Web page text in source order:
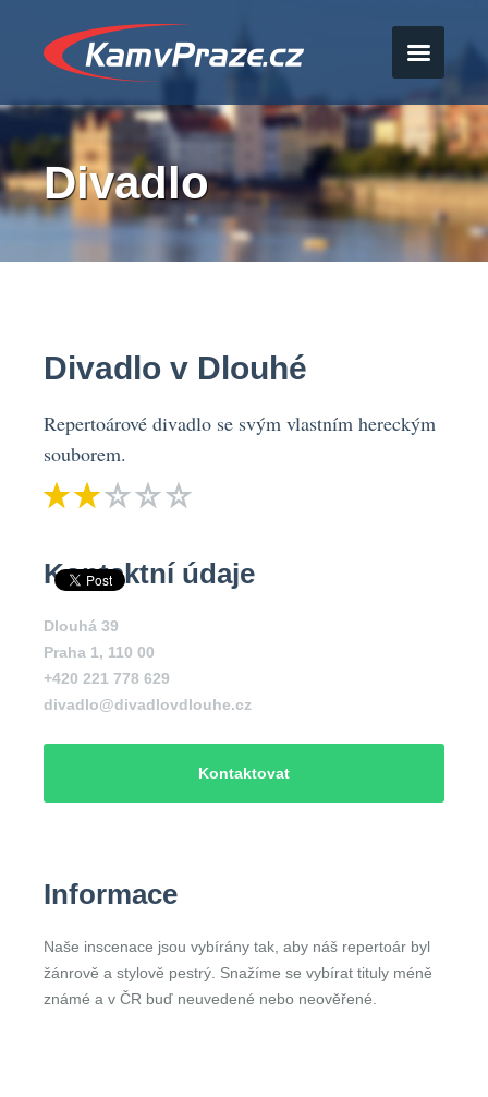
Divadlo
Divadlo v Dlouhé
Repertoárové divadlo se svým vlastním hereckým
souborem.
Kontaktní údaje
Dlouhá 39
Praha 1, 110 00
+420 221 778 629
divadlo@divadlovdlouhe.cz
Kontaktovat
Informace
Naše inscenace jsou vybírány tak, aby náš repertoár byl
žánrově a stylově pestrý. Snažíme se vybírat tituly méně
známé a v ČR buď neuvedené nebo neověřené.